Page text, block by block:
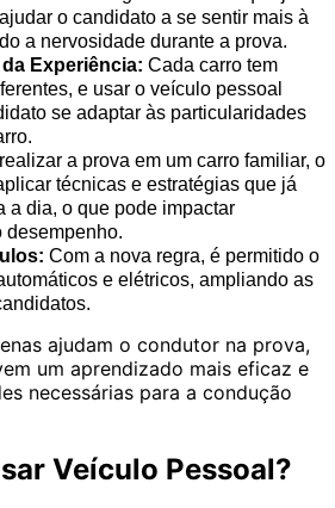
o candidato a se sentir mais à
a nervosidade durante a prova.
Experiência: Cada carro tem
e usar o veículo pessoal
se adaptar às particularidades
a prova em um carro familiar, o
técnicas e estratégias que já
a dia, o que pode impactar
desempenho.
Com a nova regra, é permitido o
e elétricos, ampliando as
ajudam o condutor na prova,
um aprendizado mais eficaz e
necessárias para a condução
Veículo Pessoal?